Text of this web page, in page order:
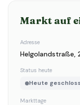
Markt auf
Adresse
Helgolandstraße,
Status heute
Heute
Markttage